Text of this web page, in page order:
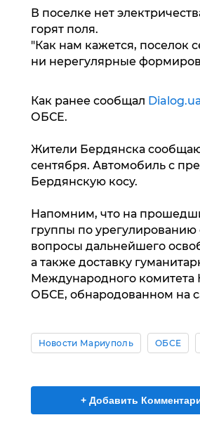
В поселке нет
горят поля.
"Как нам кажется, поселок
ни нерегулярные
Как ранее сообщал
ОБСЕ.
Жители Бердянска
сентября. Автомобиль с
Бердянскую косу.
Напомним, что на
группы по урегулированию
вопросы дальнейшего
а также доставку
Международного комитета
ОБСЕ, обнародованном на
Новости Мариуполь ОБСЕ
+ Добавить